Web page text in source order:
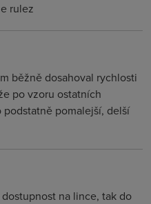
rulez
běžně dosahoval rychlosti
po vzoru ostatních
pomalejší, delší
na lince, tak do